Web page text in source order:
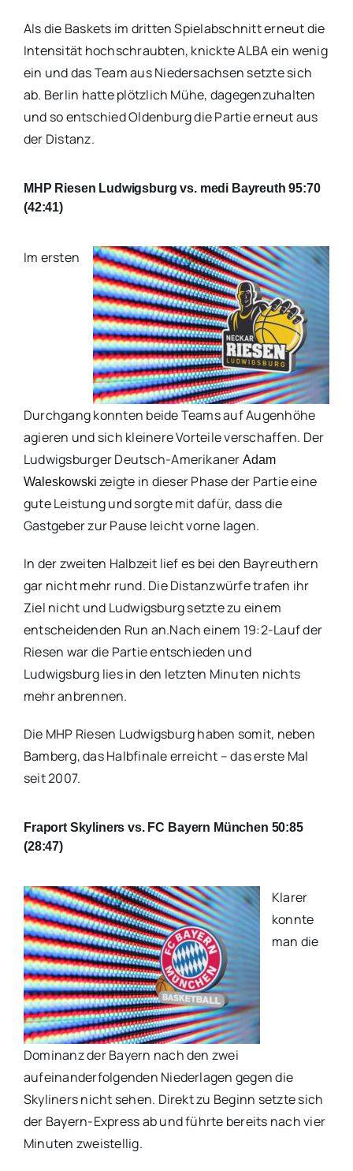
Als die Baskets im dritten Spielabschnitt erneut die
Intensität hochschraubten, knickte ALBA ein wenig
ein und das Team aus Niedersachsen setzte sich
ab. Berlin hatte plötzlich Mühe, dagegenzuhalten
und so entschied Oldenburg die Partie erneut aus
der Distanz.
MHP Riesen Ludwigsburg vs. medi Bayreuth 95:70
(42:41)
Im ersten
Durchgang konnten beide Teams auf Augenhöhe
agieren und sich kleinere Vorteile verschaffen. Der
Ludwigsburger Deutsch-Amerikaner Adam
Waleskowski zeigte in dieser Phase der Partie eine
gute Leistung und sorgte mit dafür, dass die
Gastgeber zur Pause leicht vorne lagen.
In der zweiten Halbzeit lief es bei den Bayreuthern
gar nicht mehr rund. Die Distanzwürfe trafen ihr
Ziel nicht und Ludwigsburg setzte zu einem
entscheidenden Run an.Nach einem 19:2-Lauf der
Riesen war die Partie entschieden und
Ludwigsburg lies in den letzten Minuten nichts
mehr anbrennen.
Die MHP Riesen Ludwigsburg haben somit, neben
Bamberg, das Halbfinale erreicht – das erste Mal
seit 2007.
Fraport Skyliners vs. FC Bayern München 50:85
(28:47)
Klarer
konnte
man die
Dominanz der Bayern nach den zwei
aufeinanderfolgenden Niederlagen gegen die
Skyliners nicht sehen. Direkt zu Beginn setzte sich
der Bayern-Express ab und führte bereits nach vier
Minuten zweistellig.